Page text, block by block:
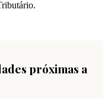
próximas a